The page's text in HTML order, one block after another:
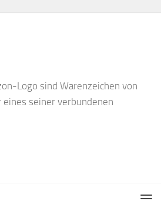
Logo sind Warenzeichen von
eines seiner verbundenen